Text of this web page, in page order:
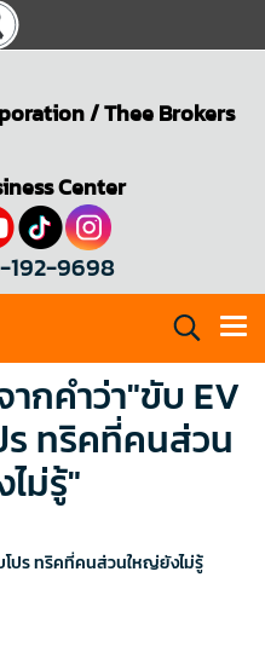
/Thee Brokers
Center
192-9698
กคำว่า"ขับ EV
ร ทริคที่คนส่วน
ม่รู้"
ปร ทริคที่คนส่วนใหญ่ยังไม่รู้